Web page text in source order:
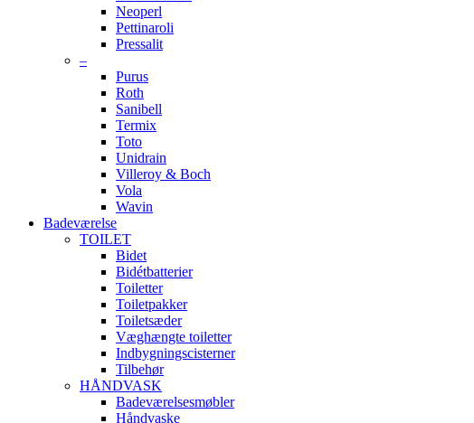
Neoperl
Pettinaroli
Pressalit
–
Purus
Roth
Sanibell
Termix
Toto
Unidrain
Villeroy & Boch
Vola
Wavin
Badeværelse
TOILET
Bidet
Bidétbatterier
Toiletter
Toiletpakker
Toiletsæder
Væghængte toiletter
Indbygningscisterner
Tilbehør
HÅNDVASK
Badeværelsesmøbler
Håndvaske